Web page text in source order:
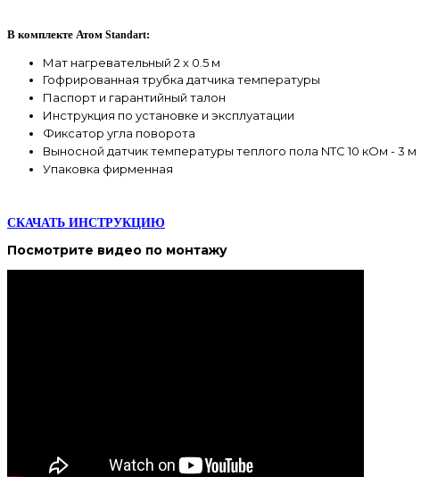
В комплекте Атом Standart:
Мат нагревательный 2 х 0.5 м
Гофрированная трубка датчика температуры
Паспорт и гарантийный талон
Инструкция по установке и эксплуатации
Фиксатор угла поворота
Выносной датчик температуры теплого пола NTC 10 кОм - 3 м
Упаковка фирменная
СКАЧАТЬ ИНСТРУКЦИЮ
Посмотрите видео по монтажу